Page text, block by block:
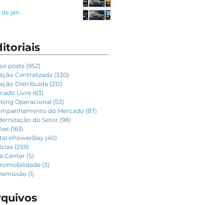
de jan.
posts (952)
Centralizada (330)
Distribuída (212)
Livre (63)
Operacional (53)
do Mercado (87)
do Setor (98)
(163)
ePowerBay (40)
(259)
Center (5)
(3)
(1)